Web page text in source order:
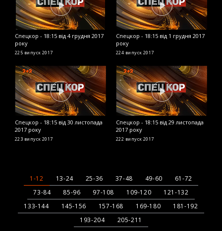
Спецкор - 18:15 від 4 грудня 2017
року
225 випуск 2017
Спецкор - 18:15 від 1 грудня 2017
року
224 випуск 2017
Спецкор - 18:15 від 30 листопада
2017 року
223 випуск 2017
Спецкор - 18:15 від 29 листопада
2017 року
222 випуск 2017
1-12 13-24 25-36 37-48 49-60
61-72
73-84
85-96 97-108 109-120
121-132
133-144
145-156 157-168 169-180
181-192
193-204
205-211